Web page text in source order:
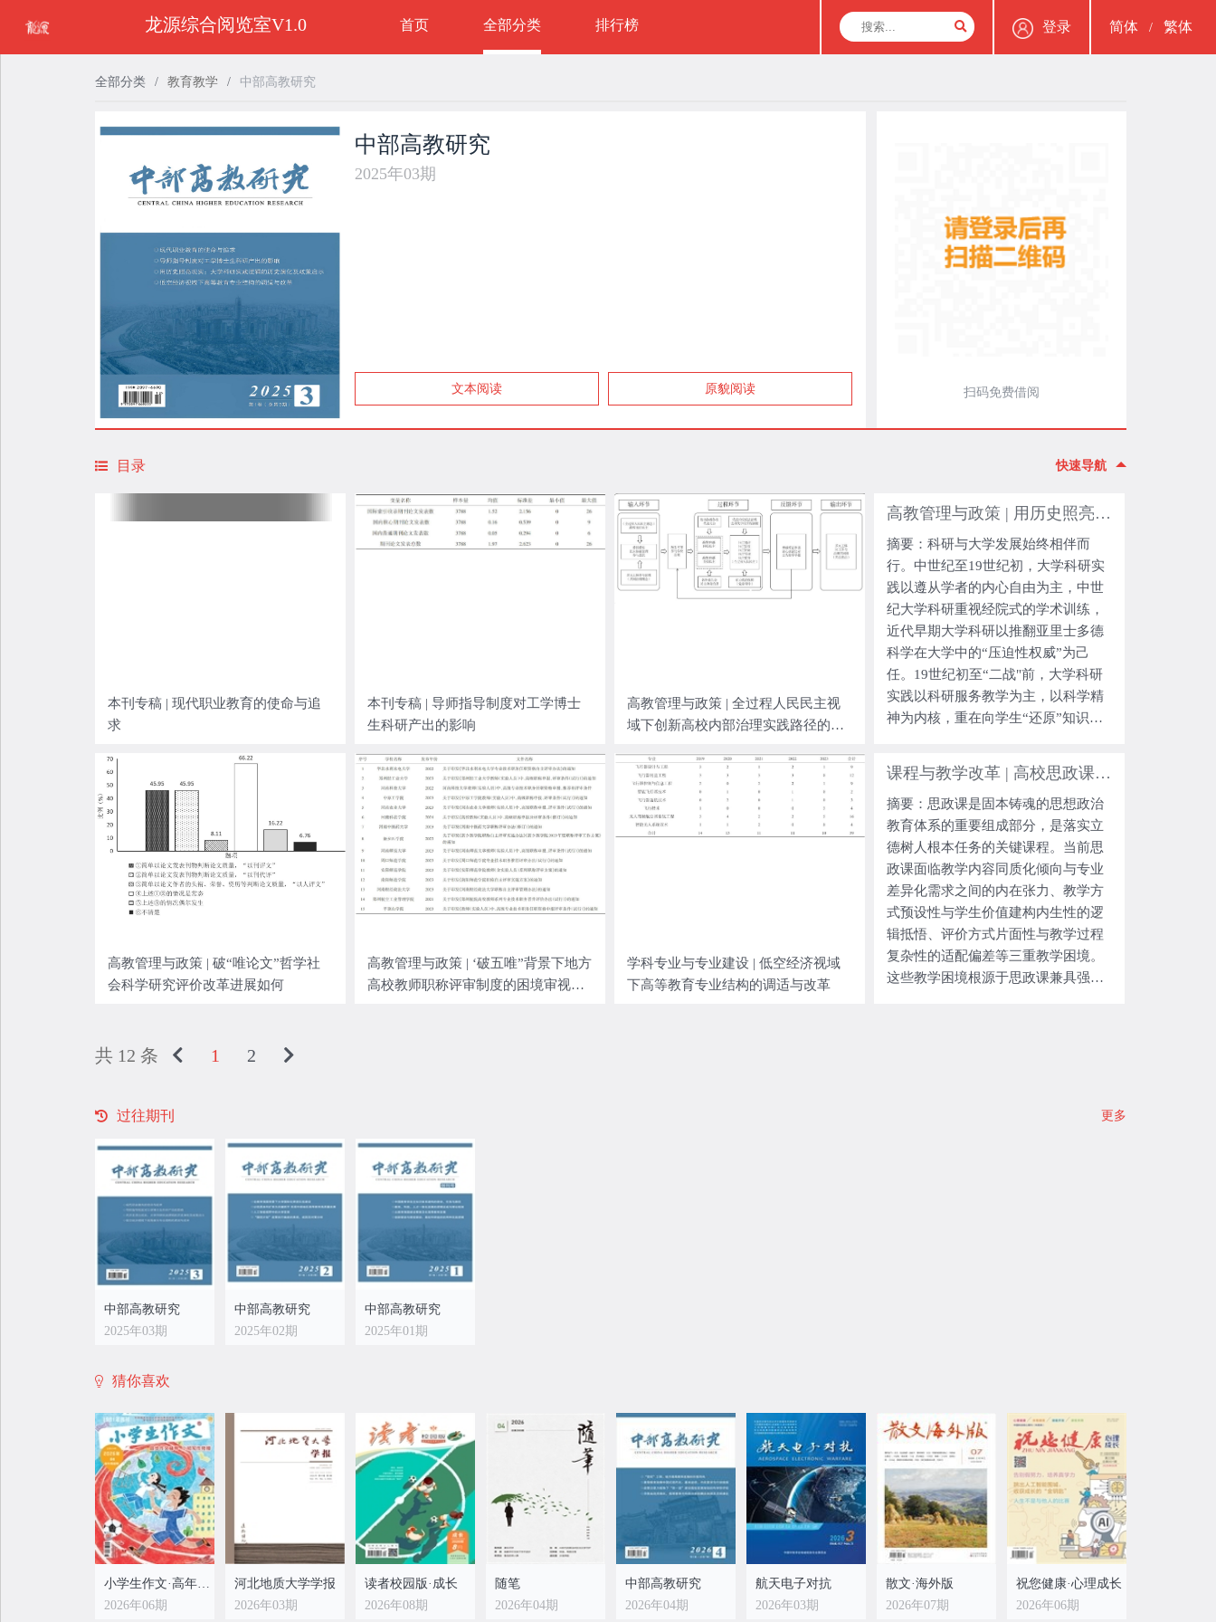
全部分类 / 教育教学 / 中部高教研究
中部高教研究
2025年03期
文本阅读 原貌阅读 扫码免费借阅
目录 快速导航
本刊专稿 | 现代职业教育的使命与追
求
本刊专稿 | 导师指导制度对工学博士
生科研产出的影响
高教管理与政策 | 全过程人民民主视
域下创新高校内部治理实践路径的思
高教管理与政策 | 用历史照亮现实：大学科研实践逻辑的历史演化及政策启示
摘要：科研与大学发展始终相伴而
行。中世纪至19世纪初，大学科研实
践以遵从学者的内心自由为主，中世
纪大学科研重视经院式的学术训练，
近代早期大学科研以推翻亚里士多德
科学在大学中的“压迫性权威”为己
任。19世纪初至“二战"前，大学科研
实践以科研服务教学为主，以科学精
神为内核，重在向学生“还原”知识创
务国家利益为主，确立了科研的国家
责任原则。用历史照亮现实，大学科
研实践逻辑的历史演化表明，大学科
研实践具有多样性，同一时间段内存
在多重实践逻辑。当前强调高校有组
织科研的同时，应更加重视和支持自
由探索式科研;大学作为国家战略科技
力量的组成部分，需要与科研院所错
位发展，避免重复投入造成浪费；大
学科研要主动适应外部环境变化，组
高教管理与政策 | 破“唯论文”哲学社
会科学研究评价改革进展如何
高教管理与政策 | ‘破五唯”背景下地方
高校教师职称评审制度的困境审视与
学科专业与专业建设 | 低空经济视域
下高等教育专业结构的调适与改革
课程与教学改革 | 高校思政课教学困境的多维成因及改革理路
摘要：思政课是固本铸魂的思想政治
教育体系的重要组成部分，是落实立
德树人根本任务的关键课程。当前思
政课面临教学内容同质化倾向与专业
差异化需求之间的内在张力、教学方
式预设性与学生价值建构内生性的逻
辑抵悟、评价方式片面性与教学过程
复杂性的适配偏差等三重教学困境。
这些教学困境根源于思政课兼具强理
容，完善思政课教学方式，改革思政
共 12 条 1 2
过往期刊 更多
中部高教研究
2025年03期
中部高教研究
2025年02期
中部高教研究
2025年01期
猜你喜欢
小学生作文·高年级适用
2026年06期
河北地质大学学报
2026年03期
读者校园版·成长
2026年08期
随笔
2026年04期
中部高教研究
2026年04期
航天电子对抗
2026年03期
散文·海外版
2026年07期
祝您健康·心理成长
2026年06期
龙源综合阅览室V1.0 首页 全部分类 排行榜 登录 简体 / 繁体